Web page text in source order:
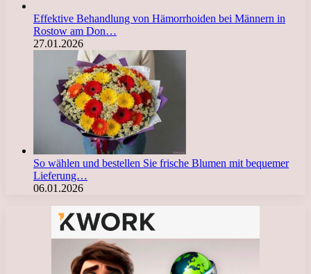
Effektive Behandlung von Hämorrhoiden bei Männern in
Rostow am Don…
27.01.2026
So wählen und bestellen Sie frische Blumen mit bequemer
Lieferung…
06.01.2026